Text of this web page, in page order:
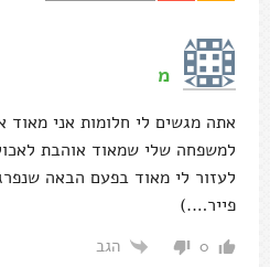
מ
אתה מגשים לי חלומות אני מאוד
למשפחה שלי שמאוד אוהבת
לעזור לי מאוד בפעם הבאה
פייר….)
0 הגב